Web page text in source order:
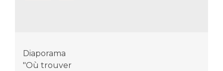
Diaporama
"Où trouver